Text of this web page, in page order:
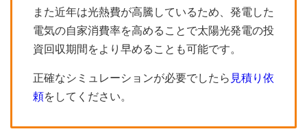
また近年は光熱費が高騰しているため、発電した
電気の自家消費率を高めることで太陽光発電の投
資回収期間をより早めることも可能です。
正確なシミュレーションが必要でしたら 見積り依
頼をしてください。